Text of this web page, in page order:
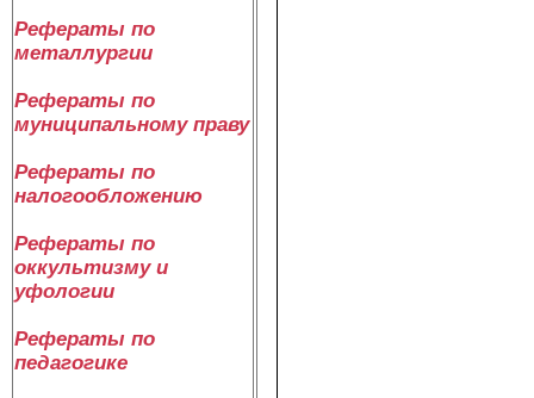
Рефераты по
металлургии
Рефераты по
муниципальному праву
Рефераты по
налогообложению
Рефераты по
оккультизму и
уфологии
Рефераты по
педагогике